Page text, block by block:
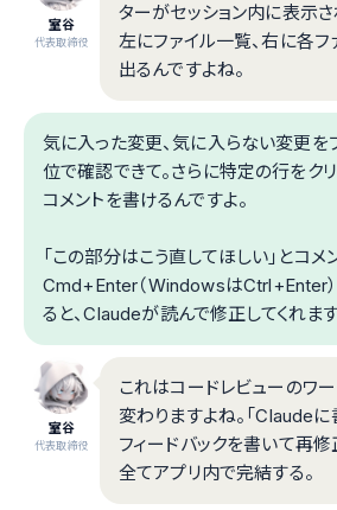
室谷
代表取締役
ターがセッション内に表示さ
左にファイル一覧、右に各
出るんですよね。
気に入った変更、気に入らない変更を
位で確認できて。さらに特定の行をクリ
コメントを書けるんですよ。
「この部分はこう直してほしい」とコメ
Cmd+Enter（WindowsはCtrl+Enter
ると、Claudeが読んで修正してくれます
室谷
代表取締役
これはコードレビューのワ
変わりますよね。「Claude
フィードバックを書いて再修
全てアプリ内で完結する。